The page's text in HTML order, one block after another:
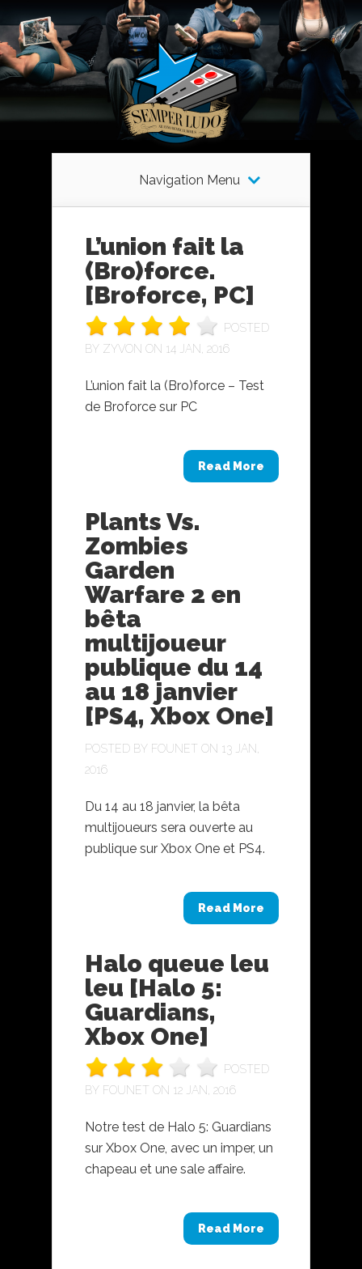
Navigation Menu
L’union fait la
(Bro)force.
[Broforce, PC]
POSTED
BY ZYVON ON 14 JAN, 2016
L’union fait la (Bro)force – Test
de Broforce sur PC
Read More
Plants Vs.
Zombies
Garden
Warfare 2 en
bêta
multijoueur
publique du 14
au 18 janvier
[PS4, Xbox One]
POSTED BY FOUNET ON 13 JAN,
2016
Du 14 au 18 janvier, la bêta
multijoueurs sera ouverte au
publique sur Xbox One et PS4.
Read More
Halo queue leu
leu [Halo 5:
Guardians,
Xbox One]
POSTED
BY FOUNET ON 12 JAN, 2016
Notre test de Halo 5: Guardians
sur Xbox One, avec un imper, un
chapeau et une sale affaire.
Read More